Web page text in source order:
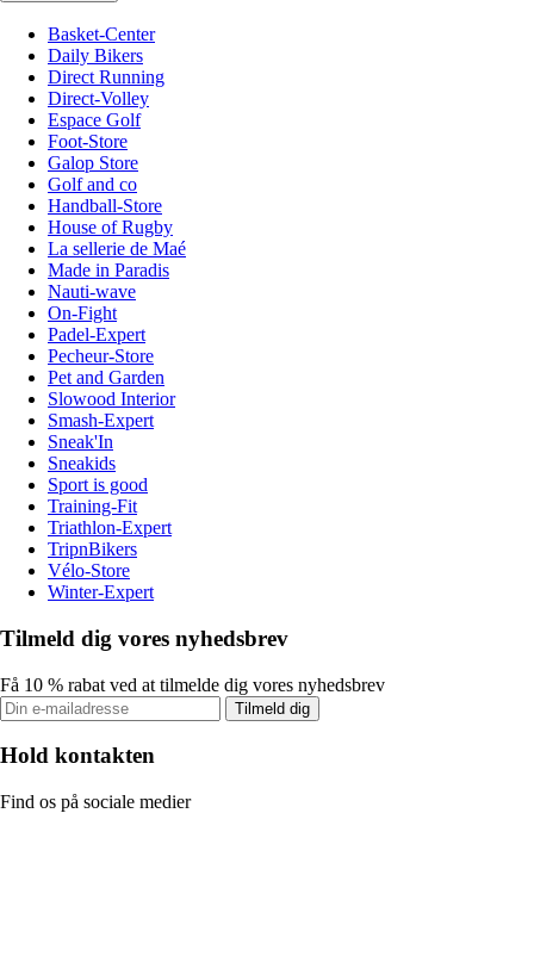
Basket-Center
Daily Bikers
Direct Running
Direct-Volley
Espace Golf
Foot-Store
Galop Store
Golf and co
Handball-Store
House of Rugby
La sellerie de Maé
Made in Paradis
Nauti-wave
On-Fight
Padel-Expert
Pecheur-Store
Pet and Garden
Slowood Interior
Smash-Expert
Sneak'In
Sneakids
Sport is good
Training-Fit
Triathlon-Expert
TripnBikers
Vélo-Store
Winter-Expert
Tilmeld dig vores nyhedsbrev
Få 10 % rabat ved at tilmelde dig vores nyhedsbrev
Tilmeld dig
Hold kontakten
Find os på sociale medier